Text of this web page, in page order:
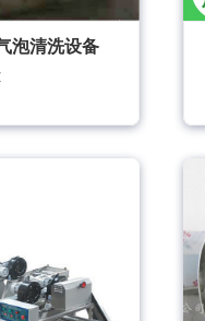
泡清洗设备